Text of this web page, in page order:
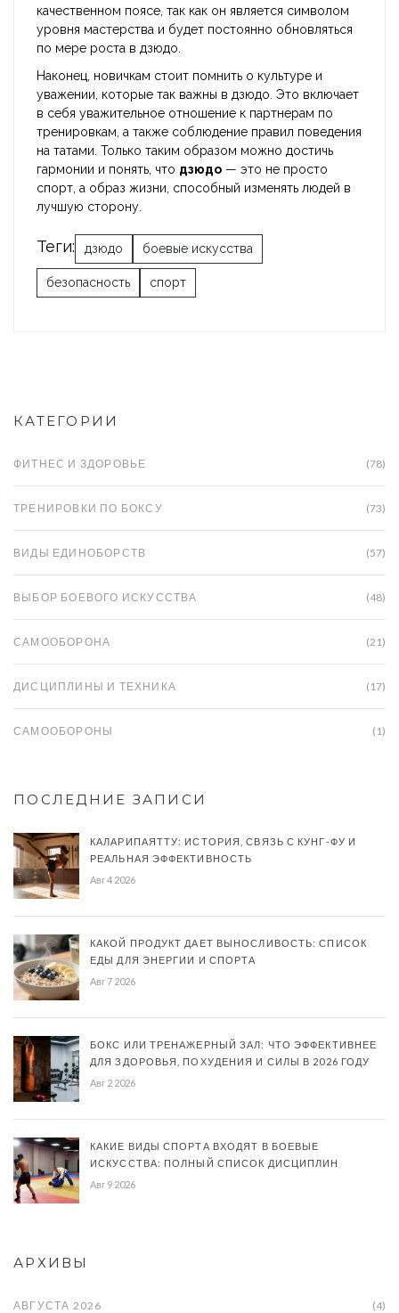
качественном поясе, так как он является символом
уровня мастерства и будет постоянно обновляться
по мере роста в дзюдо.
Наконец, новичкам стоит помнить о культуре и
уважении, которые так важны в дзюдо. Это включает
в себя уважительное отношение к партнерам по
тренировкам, а также соблюдение правил поведения
на татами. Только таким образом можно достичь
гармонии и понять, что дзюдо — это не просто
спорт, а образ жизни, способный изменять людей в
лучшую сторону.
Теги: дзюдо боевые искусства
безопасность спорт
КАТЕГОРИИ
ФИТНЕС И ЗДОРОВЬЕ (78)
ТРЕНИРОВКИ ПО БОКСУ (73)
ВИДЫ ЕДИНОБОРСТВ (57)
ВЫБОР БОЕВОГО ИСКУССТВА (48)
САМООБОРОНА (21)
ДИСЦИПЛИНЫ И ТЕХНИКА (17)
САМООБОРОНЫ (1)
ПОСЛЕДНИЕ ЗАПИСИ
КАЛАРИПАЯТТУ: ИСТОРИЯ, СВЯЗЬ С КУНГ-ФУ И
РЕАЛЬНАЯ ЭФФЕКТИВНОСТЬ
Авг 4 2026
КАКОЙ ПРОДУКТ ДАЕТ ВЫНОСЛИВОСТЬ: СПИСОК
ЕДЫ ДЛЯ ЭНЕРГИИ И СПОРТА
Авг 7 2026
БОКС ИЛИ ТРЕНАЖЕРНЫЙ ЗАЛ: ЧТО ЭФФЕКТИВНЕЕ
ДЛЯ ЗДОРОВЬЯ, ПОХУДЕНИЯ И СИЛЫ В 2026 ГОДУ
Авг 2 2026
КАКИЕ ВИДЫ СПОРТА ВХОДЯТ В БОЕВЫЕ
ИСКУССТВА: ПОЛНЫЙ СПИСОК ДИСЦИПЛИН
Авг 9 2026
АРХИВЫ
АВГУСТА 2026 (4)